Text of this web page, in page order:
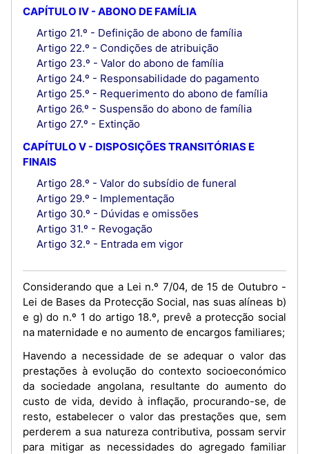
CAPÍTULO IV - ABONO DE FAMÍLIA
Artigo 21.º - Definição de abono de família
Artigo 22.º - Condições de atribuição
Artigo 23.º - Valor do abono de família
Artigo 24.º - Responsabilidade do pagamento
Artigo 25.º - Requerimento do abono de família
Artigo 26.º - Suspensão do abono de família
Artigo 27.º - Extinção
CAPÍTULO V - DISPOSIÇÕES TRANSITÓRIAS E
FINAIS
Artigo 28.º - Valor do subsídio de funeral
Artigo 29.º - Implementação
Artigo 30.º - Dúvidas e omissões
Artigo 31.º - Revogação
Artigo 32.º - Entrada em vigor
Considerando que a Lei n.º 7/04, de 15 de Outubro -
Lei de Bases da Protecção Social, nas suas alíneas b)
e g) do n.º 1 do artigo 18.º, prevê a protecção social
na maternidade e no aumento de encargos familiares;
Havendo a necessidade de se adequar o valor das
prestações à evolução do contexto socioeconómico
da sociedade angolana, resultante do aumento do
custo de vida, devido à inflação, procurando-se, de
resto, estabelecer o valor das prestações que, sem
perderem a sua natureza contributiva, possam servir
para mitigar as necessidades do agregado familiar